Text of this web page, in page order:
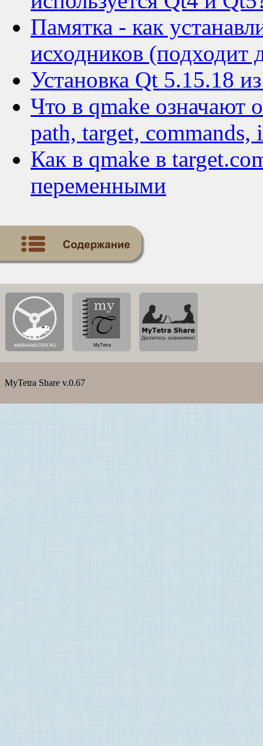
Памятка - как
исходников (подходит
Установка Qt 5.15.18
Что в qmake означают
path, target, commands,
Как в qmake в
переменными
MyTetra Share v.0.67